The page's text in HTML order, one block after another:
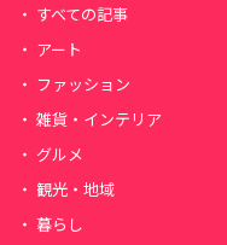
すべての記事
アート
ファッション
雑貨・インテリア
グルメ
観光・地域
暮らし